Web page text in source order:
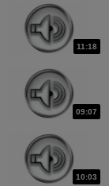
11:18
09:07
10:03